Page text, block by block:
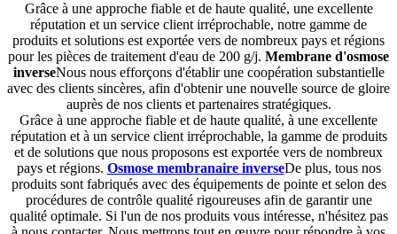
Grâce à une approche fiable et de haute qualité, une excellente
réputation et un service client irréprochable, notre gamme de
produits et solutions est exportée vers de nombreux pays et régions
pour les pièces de traitement d'eau de 200 g/j. Membrane d'osmose
inverseNous nous efforçons d'établir une coopération substantielle
avec des clients sincères, afin d'obtenir une nouvelle source de gloire
auprès de nos clients et partenaires stratégiques.
Grâce à une approche fiable et de haute qualité, à une excellente
réputation et à un service client irréprochable, la gamme de produits
et de solutions que nous proposons est exportée vers de nombreux
pays et régions. Osmose membranaire inverseDe plus, tous nos
produits sont fabriqués avec des équipements de pointe et selon des
procédures de contrôle qualité rigoureuses afin de garantir une
qualité optimale. Si l'un de nos produits vous intéresse, n'hésitez pas